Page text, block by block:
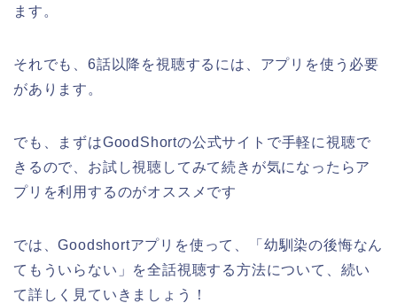
ます。
それでも、6話以降を視聴するには、アプリを使う必要
があります。
でも、まずはGoodShortの公式サイトで手軽に視聴で
きるので、お試し視聴してみて続きが気になったらア
プリを利用するのがオススメです
では、Goodshortアプリを使って、「幼馴染の後悔なん
てもういらない」を全話視聴する方法について、続い
て詳しく見ていきましょう！